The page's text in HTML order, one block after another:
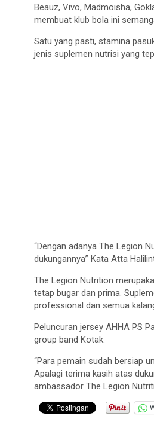
Beauz, Vivo, Madmoisha,
membuat klub bola ini
Satu yang pasti, stamina
jenis suplemen nutrisi yang
“Dengan adanya The Legion
dukungannya” Kata Atta
The Legion Nutrition
tetap bugar dan prima.
professional dan semua
Peluncuran jersey AHHA PS
group band Kotak.
“Para pemain sudah bersiap
Apalagi terima kasih atas
ambassador The Legion